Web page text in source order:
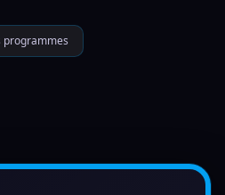
programmes